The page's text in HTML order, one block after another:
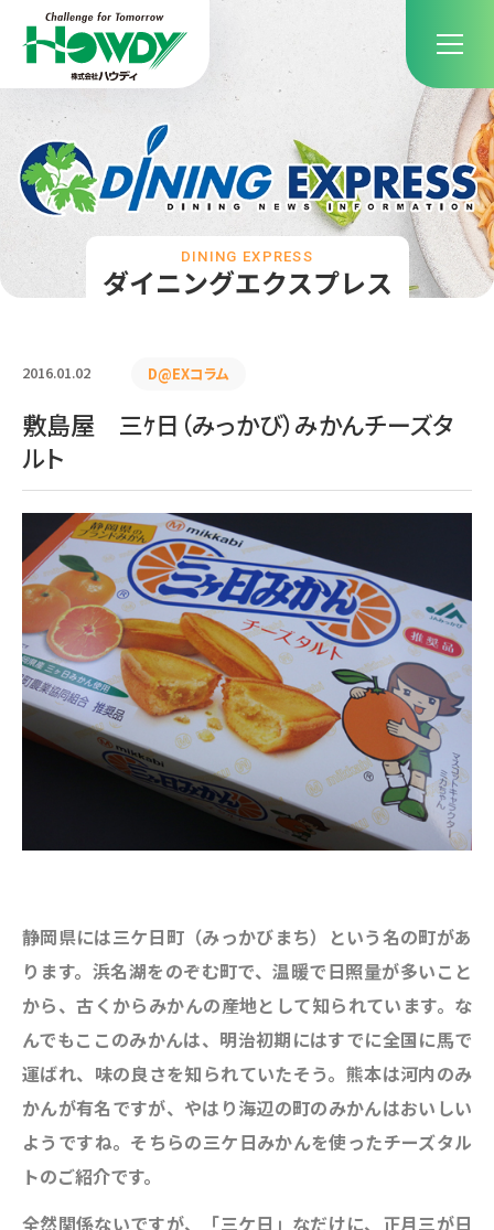
ダイニングエクスプレス
DINING EXPRESS
2016.01.02 D@EXコラム
敷島屋 三ｹ日（みっかび）みかんチーズタ
ルト
静岡県には三ケ日町（みっかびまち）という名の町があ
ります。浜名湖をのぞむ町で、温暖で日照量が多いこと
から、古くからみかんの産地として知られています。な
んでもここのみかんは、明治初期にはすでに全国に馬で
運ばれ、味の良さを知られていたそう。熊本は河内のみ
かんが有名ですが、やはり海辺の町のみかんはおいしい
ようですね。そちらの三ケ日みかんを使ったチーズタル
トのご紹介です。
全然関係ないですが、「三ケ日」なだけに、正月三が日